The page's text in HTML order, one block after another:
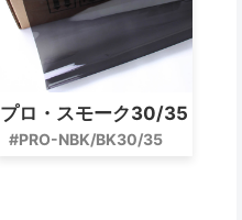
プロ・スモーク30/35
#PRO-NBK/BK30/35